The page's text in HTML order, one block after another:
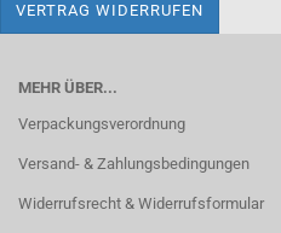
VERTRAG WIDERRUFEN
MEHR ÜBER...
Verpackungsverordnung
Versand- & Zahlungsbedingungen
Widerrufsrecht & Widerrufsformular